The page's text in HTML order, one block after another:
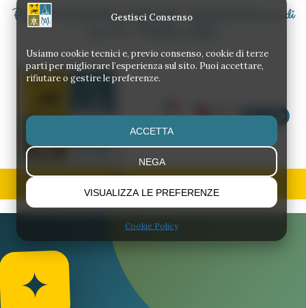
Gestisci Consenso
Usiamo cookie tecnici e, previo consenso, cookie di terze
parti per migliorare l’esperienza sul sito. Puoi accettare,
rifiutare o gestire le preferenze.
ACCETTA
NEGA
VISUALIZZA LE PREFERENZE
Cookie Policy
Parrocchia Santa Maria degli Angeli - Santuario Diocesano di
IT
✦